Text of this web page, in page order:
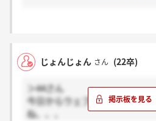
じょんじょん さん (22卒)
＞44さん
今日からウェブテスト期間だ
ね、、、